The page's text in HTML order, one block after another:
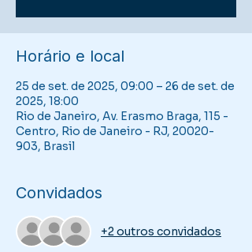
Horário e local
25 de set. de 2025, 09:00 – 26 de set. de
2025, 18:00
Rio de Janeiro, Av. Erasmo Braga, 115 -
Centro, Rio de Janeiro - RJ, 20020-
903, Brasil
Convidados
+2 outros convidados